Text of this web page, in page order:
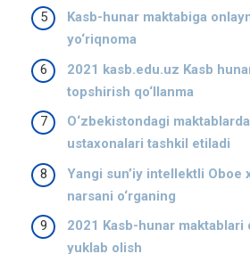
Kasb-hunar maktabiga
yo‘riqnoma
2021 kasb.edu.uz Kasb
topshirish qo‘llanma
O‘zbekistondagi
ustaxonalari tashkil etiladi
Yangi sun’iy intellektli Oboe
narsani o‘rganing
2021 Kasb-hunar maktablari
yuklab olish